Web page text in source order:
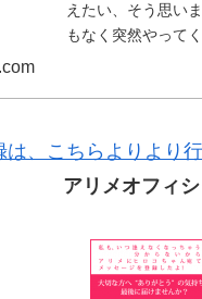
えたい、そう思い
もなく突然やって
、こちらよりより
アリメオフィ